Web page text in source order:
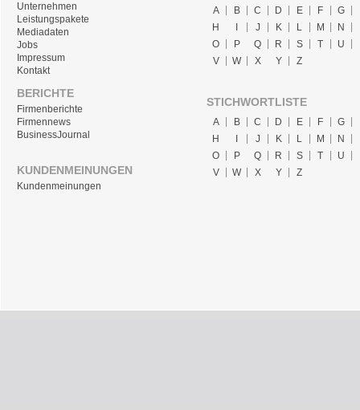
Unternehmen
Leistungspakete
Mediadaten
Jobs
Impressum
Kontakt
BERICHTE
Firmenberichte
Firmennews
BusinessJournal
KUNDENMEINUNGEN
Kundenmeinungen
A B C D E F
G
H
J K L M
N
O
P Q R S T
U
V
W X Y Z
STICHWORTLISTE
A B C D E F
G
H
I J K L M
N
O
P Q R S T
U
V
W X Y Z